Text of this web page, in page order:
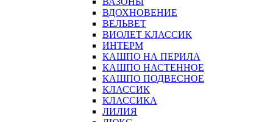
ВДОХНОВЕНИЕ
ВЕЛЬВЕТ
ВИОЛЕТ КЛАССИК
ИНТЕРМ
КАШПО НА ПЕРИЛА
КАШПО НАСТЕННОЕ
КАШПО ПОДВЕСНОЕ
КЛАССИК
КЛАССИКА
ЛИЛИЯ